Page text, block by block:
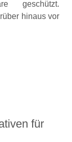
geschützt.
hinaus vor
für